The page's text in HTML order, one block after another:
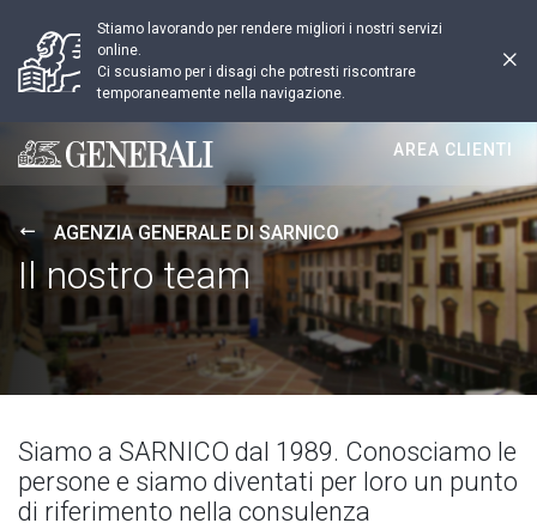
Stiamo lavorando per rendere migliori i nostri servizi
online.
Ci scusiamo per i disagi che potresti riscontrare
temporaneamente nella navigazione.
Generali logo
AREA CLIENTI
AGENZIA GENERALE DI SARNICO
Il nostro team
Siamo a SARNICO dal 1989. Conosciamo le
persone e siamo diventati per loro un punto
di riferimento nella consulenza